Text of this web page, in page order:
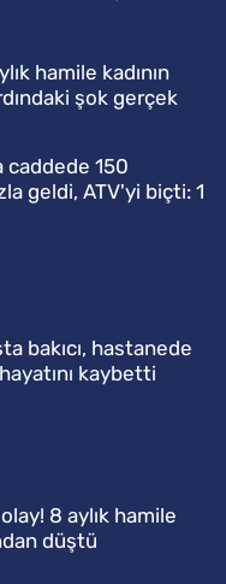
hamile kadının
şok gerçek
caddede 150
geldi, ATV'yi biçti: 1
bakıcı, hastanede
kaybetti
8 aylık hamile
düştü